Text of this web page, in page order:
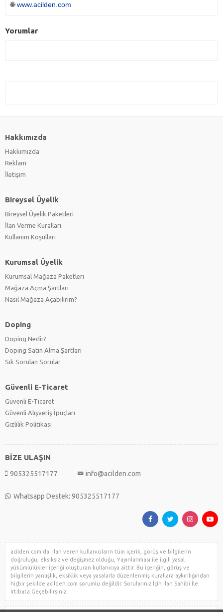
🌐www.acilden.com
Yorumlar
Hakkımızda
Hakkımızda
Reklam
İletişim
Bireysel Üyelik
Bireysel Üyelik Paketleri
İlan Verme Kuralları
Kullanım Koşulları
Kurumsal Üyelik
Kurumsal Mağaza Paketleri
Mağaza Açma Şartları
Nasıl Mağaza Açabilirim?
Doping
Doping Nedir?
Doping Satın Alma Şartları
Sık Sorulan Sorular
Güvenli E-Ticaret
Güvenli E-Ticaret
Güvenli Alışveriş İpuçları
Gizlilik Politikası
BİZE ULAŞIN
905325517177 info@acilden.com
Whatsapp Destek: 905325517177
acilden.com'da ilan veren kullanıcıların tüm içerik, görüş ve bilgilerin
doğruluğu, eksiksiz ve değişmez olduğu, Yayınlanması ile ilgili yasal
yükümlülükler içeriği oluşturan kullanıcıya aittir. Bu içeriğin, görüş ve
bilgilerin yanlışlık, eksiklik veya yasalarla düzenlenmiş kurallara aykırılığından
hiçbir şekilde acilden.com sorumlu değildir. Sorularınız İçin İlan Sahibi İle
İrtibata Geçebilirsiniz.